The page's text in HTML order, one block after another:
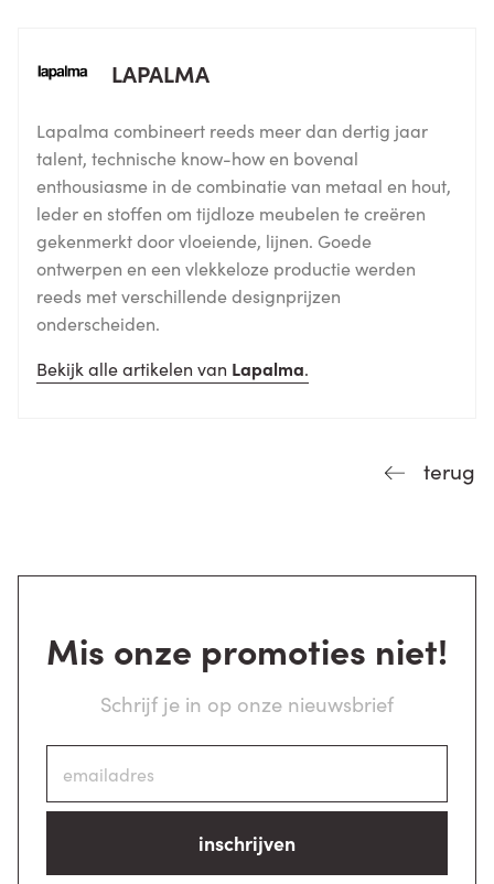
LAPALMA
Lapalma combineert reeds meer dan dertig jaar
talent, technische know-how en bovenal
enthousiasme in de combinatie van metaal en hout,
leder en stoffen om tijdloze meubelen te creëren
gekenmerkt door vloeiende, lijnen. Goede
ontwerpen en een vlekkeloze productie werden
reeds met verschillende designprijzen
onderscheiden.
Bekijk alle artikelen van Lapalma.
terug
Mis onze promoties niet!
Schrijf je in op onze nieuwsbrief
inschrijven